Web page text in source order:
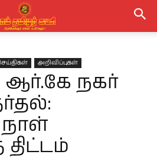
அறிவிப்புகள்
ஆர்.கே நகர்
திட்டம்